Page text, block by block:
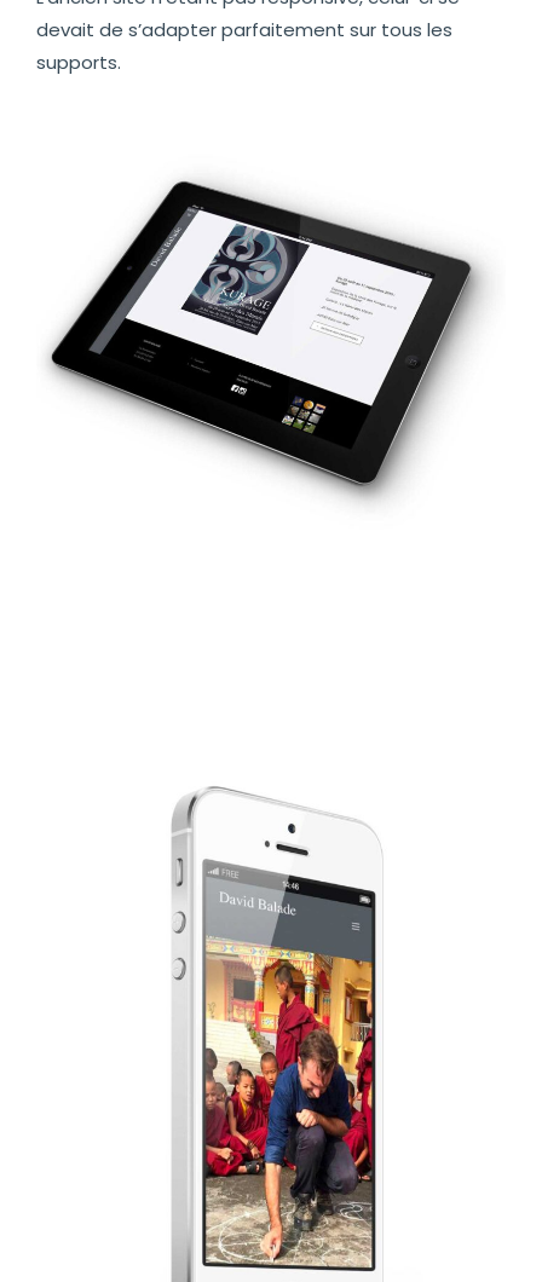
devait de s’adapter parfaitement sur tous les
supports.